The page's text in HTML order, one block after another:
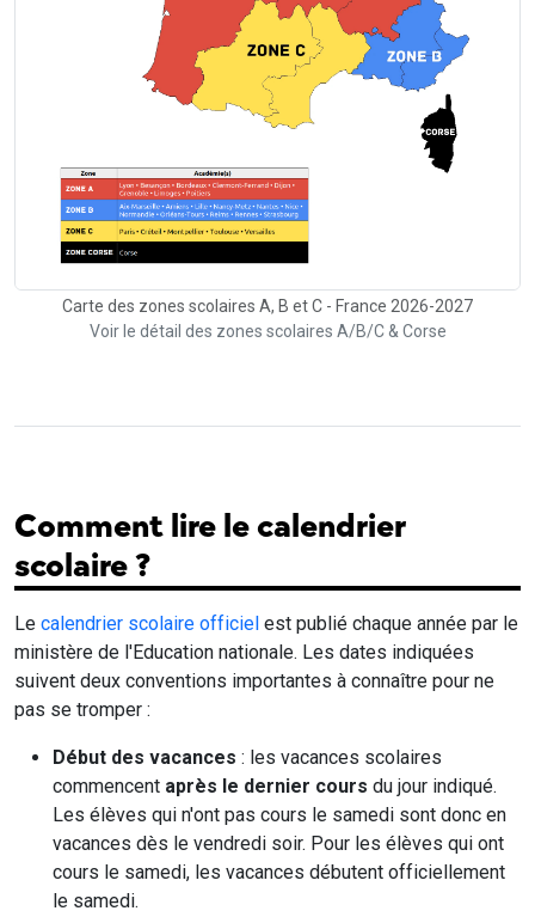
Carte des zones scolaires A, B et C - France 2026-2027
Voir le détail des zones scolaires A/B/C & Corse
Comment lire le calendrier
scolaire ?
Le calendrier scolaire officiel est publié chaque année par le
ministère de l'Education nationale. Les dates indiquées
suivent deux conventions importantes à connaître pour ne
pas se tromper :
Début des vacances : les vacances scolaires
commencent après le dernier cours du jour indiqué.
Les élèves qui n'ont pas cours le samedi sont donc en
vacances dès le vendredi soir. Pour les élèves qui ont
cours le samedi, les vacances débutent officiellement
le samedi.